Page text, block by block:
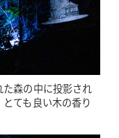
森の中に投影され
ても良い木の香り